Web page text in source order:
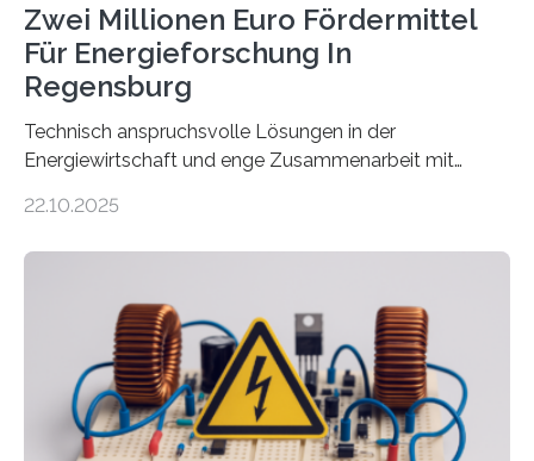
Zwei Millionen Euro Fördermittel
Für Energieforschung In
Regensburg
Technisch anspruchsvolle Lösungen in der
Energiewirtschaft und enge Zusammenarbeit mit
neuen EU-geförderten Transfer-Projekte zu
Energietechnologien werden vom Europäischen
Sozialfonds Plus (ESF+) gefördert – mit einer
Gesamtsumme von mehr als zwei Millionen Euro.
Damit zählt die Hochschule zu den großen
Gewinnerinnen der aktuellen Förderrunde des
Bayerischen Wissenschaftsministeriums. Im
22.10.2025